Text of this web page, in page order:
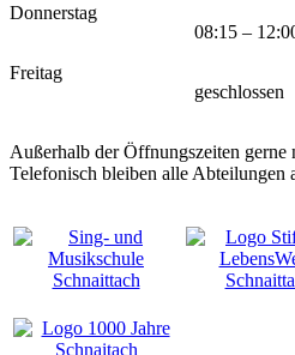
Donnerstag
08:15 –
Freitag
geschlossen
Außerhalb der Öffnungszeiten gerne
Telefonisch bleiben alle Abteilungen